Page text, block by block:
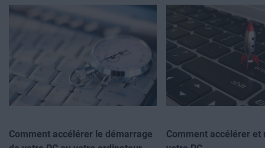
Comment accélérer le démarrage
Comment accélérer et